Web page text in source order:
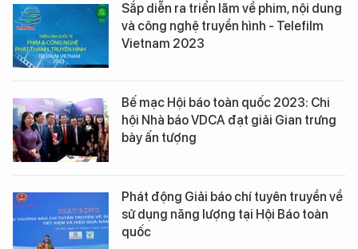
Sắp diễn ra triển lãm về phim, nội dung
và công nghệ truyền hình - Telefilm
Vietnam 2023
Bế mạc Hội báo toàn quốc 2023: Chi
hội Nhà báo VDCA đạt giải Gian trưng
bày ấn tượng
Phát động Giải báo chí tuyên truyền về
sử dụng năng lượng tại Hội Báo toàn
quốc